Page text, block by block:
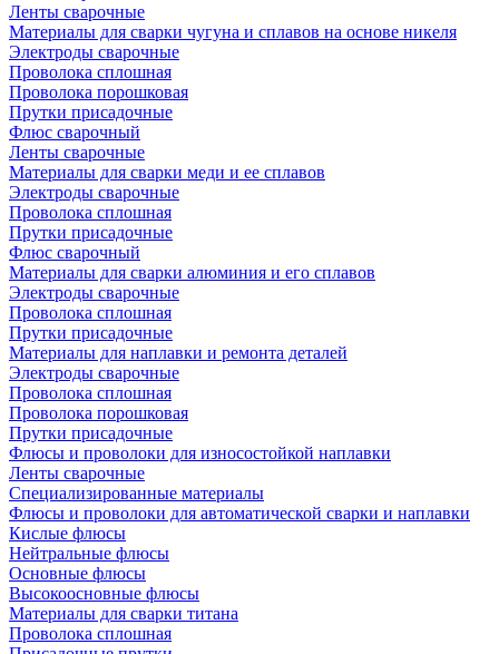
Ленты сварочные
Материалы для сварки чугуна и сплавов на основе никеля
Электроды сварочные
Проволока сплошная
Проволока порошковая
Прутки присадочные
Флюс сварочный
Ленты сварочные
Материалы для сварки меди и ее сплавов
Электроды сварочные
Проволока сплошная
Прутки присадочные
Флюс сварочный
Материалы для сварки алюминия и его сплавов
Электроды сварочные
Проволока сплошная
Прутки присадочные
Материалы для наплавки и ремонта деталей
Электроды сварочные
Проволока сплошная
Проволока порошковая
Прутки присадочные
Флюсы и проволоки для износостойкой наплавки
Ленты сварочные
Специализированные материалы
Флюсы и проволоки для автоматической сварки и наплавки
Кислые флюсы
Нейтральные флюсы
Основные флюсы
Высокоосновные флюсы
Материалы для сварки титана
Проволока сплошная